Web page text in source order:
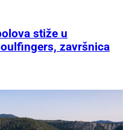
stiže u
završnica